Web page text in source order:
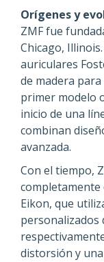
Orígenes y
ZMF fue
Chicago,
auriculares
de madera
primer modelo
inicio de una
combinan
avanzada.
Con el tiempo,
completamente
Eikon, que
personalizados
distorsión y